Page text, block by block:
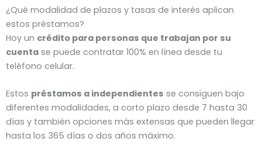
¿Qué modalidad de plazos y tasas de interés aplican
estos préstamos?
Hoy un crédito para personas que trabajan por su
cuenta se puede contratar 100% en línea desde tu
teléfono celular.
Estos préstamos a independientes se consiguen bajo
diferentes modalidades, a corto plazo desde 7 hasta 30
días y también opciones más extensas que pueden llegar
hasta los 365 días o dos años máximo.